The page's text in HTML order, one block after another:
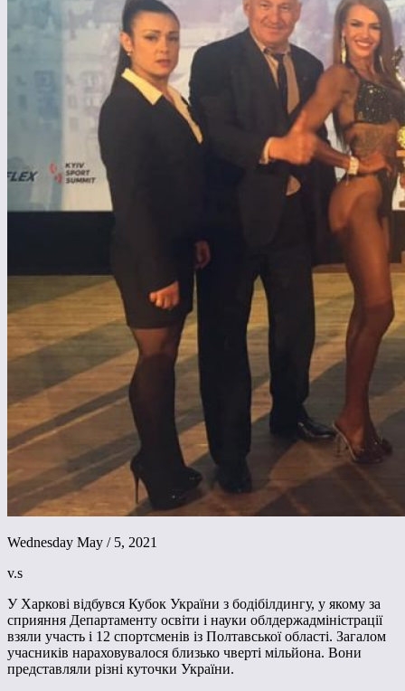
Wednesday May / 5, 2021
v.s
У Харкові відбувся Кубок України з бодібілдингу, у якому за
сприяння Департаменту освіти і науки облдержадміністрації
взяли участь і 12 спортсменів із Полтавської області. Загалом
учасників нараховувалося близько чверті мільйона. Вони
представляли різні куточки України.